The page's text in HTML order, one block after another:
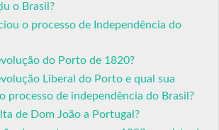
o Brasil?
o processo de Independência do
do Porto de 1820?
Liberal do Porto e qual sua
processo de independência do Brasil?
de Dom João a Portugal?